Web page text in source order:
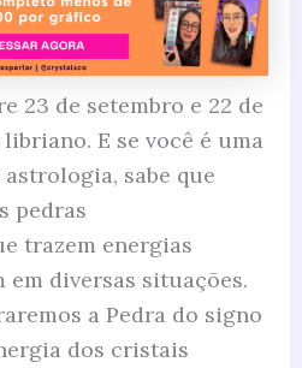
23 de setembro e 22 de
E se você é uma
sabe que
pedras
trazem energias
diversas situações.
a Pedra do signo
dos cristais